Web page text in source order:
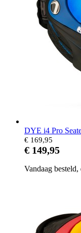
DYE i4 Pro
€ 169,95
€ 149,95
Vandaag